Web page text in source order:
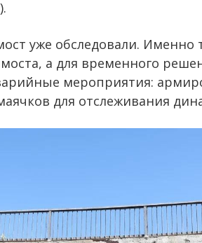
уже обследовали. Именно
а для временного
мероприятия:
для отслеживания